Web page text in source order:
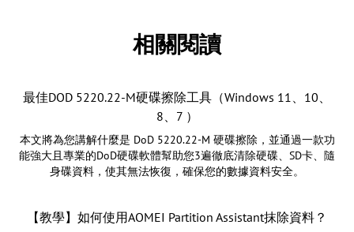
相關閱讀
最佳DOD 5220.22-M硬碟擦除工具（Windows 11、10、
8、7 ）
本文將為您講解什麼是 DoD 5220.22-M 硬碟擦除，並通過一款功
能強大且專業的DoD硬碟軟體幫助您3遍徹底清除硬碟、SD卡、隨
身碟資料，使其無法恢復，確保您的數據資料安全。
【教學】如何使用AOMEI Partition Assistant抹除資料？